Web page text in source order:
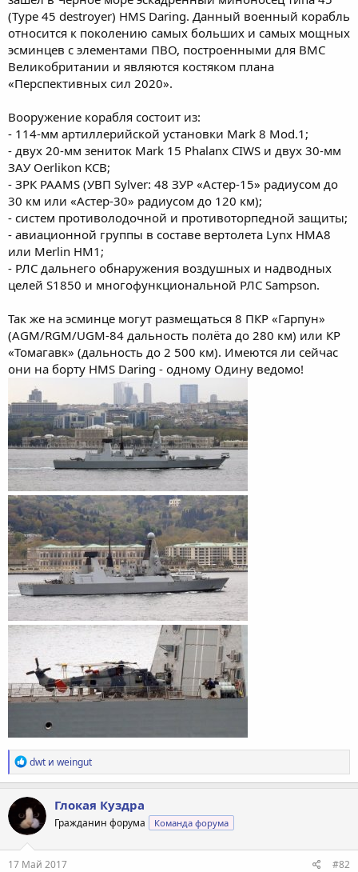
(Type 45 destroyer) HMS Daring. Данный военный корабль
относится к поколению самых больших и самых мощных
эсминцев с элементами ПВО, построенными для ВМС
Великобритании и являются костяком плана
«Перспективных сил 2020».
Вооружение корабля состоит из:
- 114-мм артиллерийской установки Mark 8 Mod.1;
- двух 20-мм зениток Mark 15 Phalanx CIWS и двух 30-мм
ЗАУ Oerlikon KCB;
- ЗРК PAAMS (УВП Sylver: 48 ЗУР «Астер-15» радиусом до
30 км или «Астер-30» радиусом до 120 км);
- систем противолодочной и противоторпедной защиты;
- авиационной группы в составе вертолета Lynx HMA8
или Merlin HM1;
- РЛС дальнего обнаружения воздушных и надводных
целей S1850 и многофункциональной РЛС Sampson.
Так же на эсминце могут размещаться 8 ПКР «Гарпун»
(AGM/RGM/UGM-84 дальность полёта до 280 км) или КР
«Томагавк» (дальность до 2 500 км). Имеются ли сейчас
они на борту HMS Daring - одному Одину ведомо!
Р
е
а
к
ц
и
и
:
dwt и weingut
Глокая Куздра
Гражданин форума Команда форума
17 Май 2017 #82